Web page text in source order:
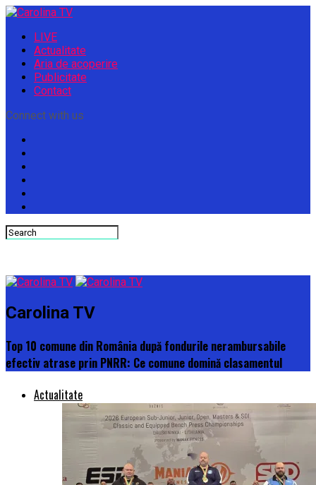
LIVE
Actualitate
Aria de acoperire
Publicitate
Contact
Connect with us
Carolina TV
Top 10 comune din România după fondurile nerambursabile
efectiv atrase prin PNRR: Ce comune domină clasamentul
Actualitate